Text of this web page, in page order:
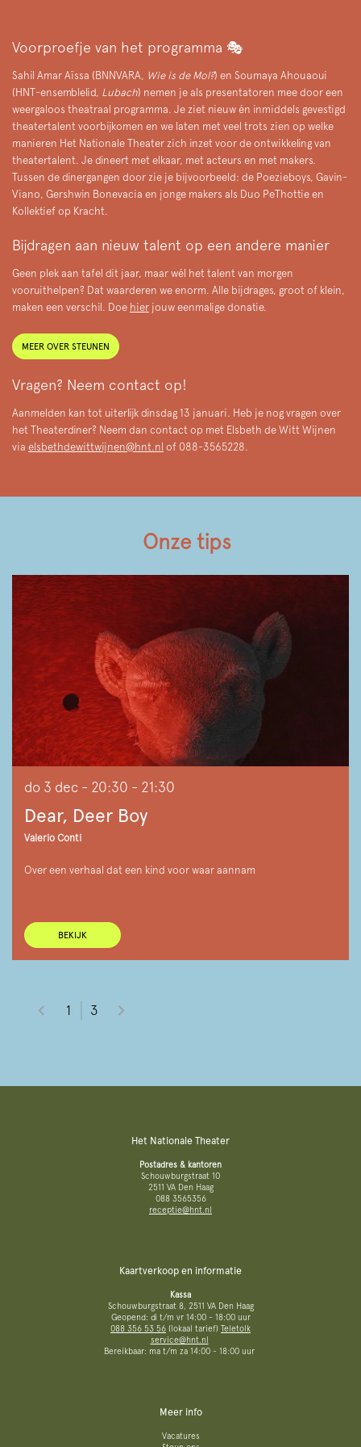
Voorproefje van het programma 🎭
Sahil Amar Aïssa (BNNVARA, Wie is de Mol?) en Soumaya Ahouaoui
(HNT-ensemblelid, Lubach) nemen je als presentatoren mee door een
weergaloos theatraal programma. Je ziet nieuw én inmiddels gevestigd
theatertalent voorbijkomen en we laten met veel trots zien op welke
manieren Het Nationale Theater zich inzet voor de ontwikkeling van
theatertalent. Je dineert met elkaar, met acteurs en met makers.
Tussen de dinergangen door zie je bijvoorbeeld: de Poezieboys, Gavin-
Viano, Gershwin Bonevacia en jonge makers als Duo PeThottie en
Kollektief op Kracht.
Bijdragen aan nieuw talent op een andere manier
Geen plek aan tafel dit jaar, maar wél het talent van morgen
vooruithelpen? Dat waarderen we enorm. Alle bijdrages, groot of klein,
maken een verschil. Doe hier jouw eenmalige donatie.
MEER OVER STEUNEN
Vragen? Neem contact op!
Aanmelden kan tot uiterlijk dinsdag 13 januari. Heb je nog vragen over
het Theaterdiner? Neem dan contact op met Elsbeth de Witt Wijnen
via elsbethdewittwijnen@hnt.nl of 088-3565228.
Onze tips
Dear, Deer Boy
Valerio Conti
Over een verhaal dat een kind voor waar aannam
do 3 dec - 20:30 - 21:30
BEKIJK
1 3
Het Nationale Theater
Postadres & kantoren
Schouwburgstraat 10
2511 VA Den Haag
088 3565356
receptie@hnt.nl
Kaartverkoop en informatie
Kassa
Schouwburgstraat 8, 2511 VA Den Haag
Geopend: di t/m vr 14:00 - 18:00 uur
088 356 53 56 (lokaal tarief) Teletolk
service@hnt.nl
Bereikbaar: ma t/m za 14:00 - 18:00 uur
Meer info
Vacatures